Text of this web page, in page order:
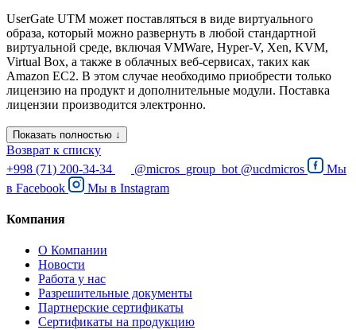
UserGate UTM может поставляться в виде виртуального
образа, который можно развернуть в любой стандартной
виртуальной среде, включая VMWare, Hyper-V, Xen, KVM,
Virtual Box, а также в облачных веб-сервисах, таких как
Amazon EC2. В этом случае необходимо приобрести только
лицензию на продукт и дополнительные модули. Поставка
лицензии производится электронно.
Показать полностью ↓
Возврат к списку
+998 (71) 200-34-34
@micros_group_bot @ucdmicros
Мы
в Facebook Мы в Instagram
Компания
О Компании
Новости
Работа у нас
Разрешительные документы
Партнерские сертификаты
Сертификаты на продукцию